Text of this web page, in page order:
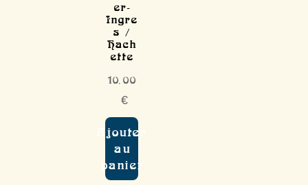
er-
Ingre
s /
Hach
ette
10,00
€
Ajouter
au
panier